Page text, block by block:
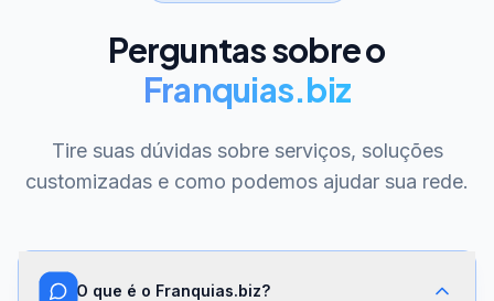
Perguntas sobre o
Franquias.biz
Tire suas dúvidas sobre serviços, soluções
customizadas e como podemos ajudar sua rede.
O que é o Franquias.biz?